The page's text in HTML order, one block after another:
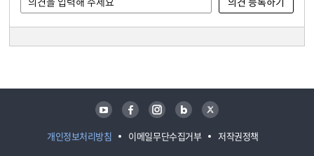
개인정보처리방침 이메일무단수집거부 저작권정책
유튜브 페이스북 인스타그램 블로그 트위터